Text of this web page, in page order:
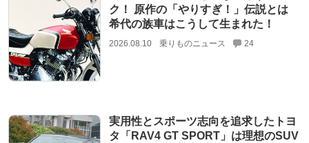
ク！ 原作の「やりすぎ！」伝説とは
希代の族車はこうして生まれた！
2026.08.10 乗りものニュース 24
実用性とスポーツ志向を追求したトヨ
タ「RAV4 GT SPORT」は理想のSUV